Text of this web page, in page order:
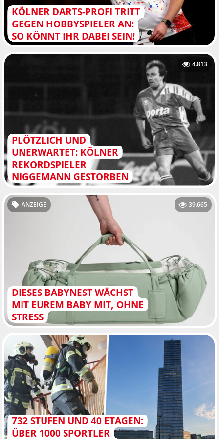
KÖLNER DARTS-PROFI TRITT
GEGEN HOBBYSPIELER AN:
SO KÖNNT IHR DABEI SEIN!
PLÖTZLICH UND
UNERWARTET: KÖLNER
REKORDSPIELER
NIGGEMANN GESTORBEN
4.813
DIESES BABYNEST WÄCHST
MIT EUREM BABY MIT, OHNE
STRESS
ANZEIGE 39.665
732 STUFEN UND 40 ETAGEN:
ÜBER 1000 SPORTLER